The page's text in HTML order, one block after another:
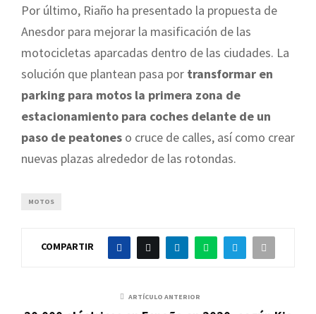
Por último, Riaño ha presentado la propuesta de
Anesdor para mejorar la masificación de las
motocicletas aparcadas dentro de las ciudades. La
solución que plantean pasa por transformar en
parking para motos la primera zona de
estacionamiento para coches delante de un
paso de peatones o cruce de calles, así como crear
nuevas plazas alrededor de las rotondas.
MOTOS
COMPARTIR
ARTÍCULO ANTERIOR